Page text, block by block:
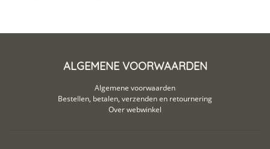
ALGEMENE VOORWAARDEN
Algemene voorwaarden
Bestellen, betalen, verzenden en retournering
Over webwinkel